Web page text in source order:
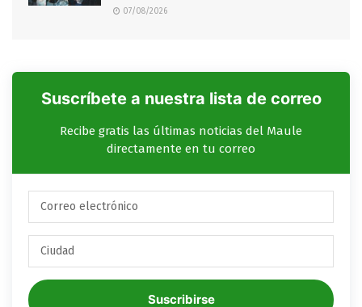
07/08/2026
Suscríbete a nuestra lista de correo
Recibe gratis las últimas noticias del Maule
directamente en tu correo
Suscribirse